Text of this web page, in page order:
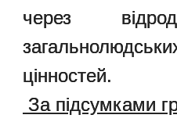
через
цінностей.
За підсумками